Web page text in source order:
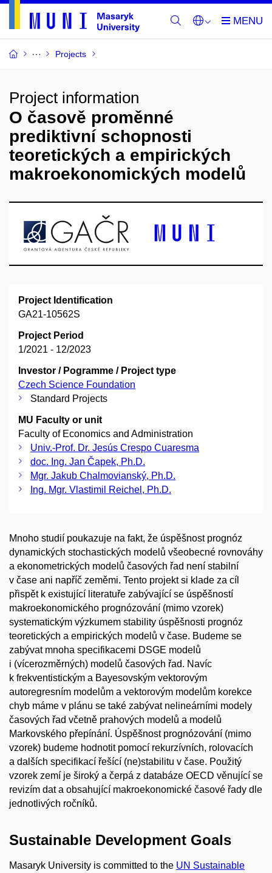
Projects
Project information
O časově proměnné
prediktivní schopnosti
teoretických a empirických
makroekonomických modelů
Project Identification
GA21-10562S
Project Period
1/2021 - 12/2023
Investor / Pogramme / Project type
Czech Science Foundation
Standard Projects
MU Faculty or unit
Faculty of Economics and Administration
Univ.-Prof. Dr. Jesús Crespo Cuaresma
doc. Ing. Jan Čapek, Ph.D.
Mgr. Jakub Chalmovianský, Ph.D.
Ing. Mgr. Vlastimil Reichel, Ph.D.
Mnoho studií poukazuje na fakt, že úspěšnost prognóz
dynamických stochastických modelů všeobecné rovnováhy
a ekonometrických modelů časových řad není stabilní
v čase ani napříč zeměmi. Tento projekt si klade za cíl
přispět k existující literatuře zabývající se úspěšností
makroekonomického prognózování (mimo vzorek)
systematickým výzkumem stability úspěšnosti prognóz
teoretických a empirických modelů v čase. Budeme se
zabývat mnoha specifikacemi DSGE modelů
i (vícerozměrných) modelů časových řad. Navíc
k frekventistickým a Bayesovským vektorovým
autoregresním modelům a vektorovým modelům korekce
chyb máme v plánu se také zabývat nelineárními modely
časových řad včetně prahových modelů a modelů
Markovského přepínání. Úspěšnost prognózování (mimo
vzorek) budeme hodnotit pomocí rekurzívních, rolovacích
a dalších specifikací řešící (ne)stabilitu v čase. Použitý
vzorek zemí je široký a čerpá z databáze OECD věnující se
revizím dat a obsahující makroekonomické časové řady dle
jednotlivých ročníků.
Sustainable Development Goals
Masaryk University is committed to the UN Sustainable